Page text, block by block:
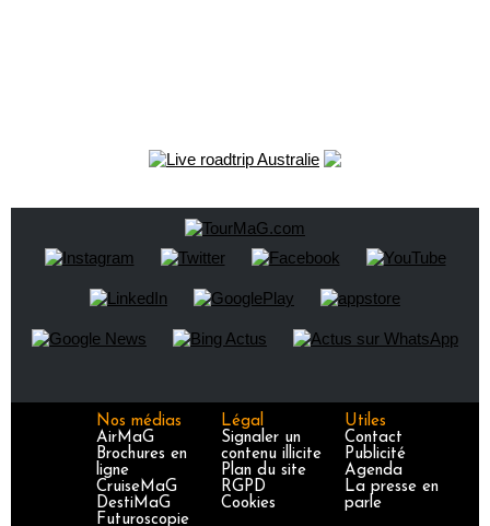
Nos médias
AirMaG
Brochures en
ligne
CruiseMaG
DestiMaG
Futuroscopie
Légal
Signaler un
contenu illicite
Plan du site
RGPD
Cookies
Utiles
Contact
Publicité
Agenda
La presse en
parle